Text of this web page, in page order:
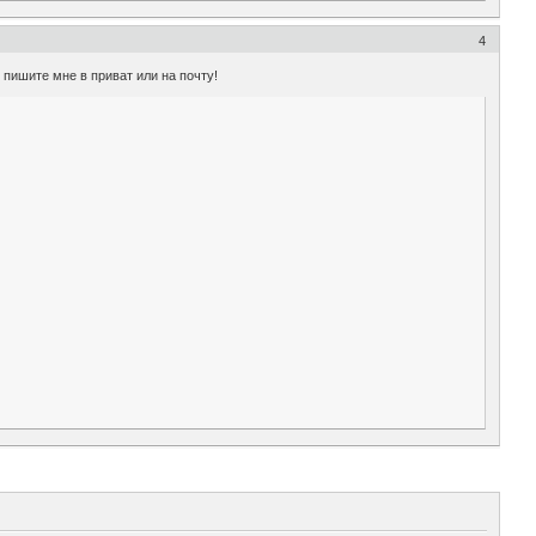
4
мне в приват или на почту!